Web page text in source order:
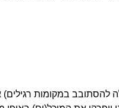
במקומות רגילים)